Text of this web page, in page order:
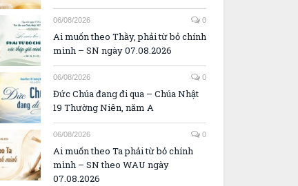
06/08/2026 0
Ai muốn theo Thầy, phải từ bỏ chính
mình – SN ngày 07.08.2026
06/08/2026 0
Đức Chúa đang đi qua – Chúa Nhật
19 Thường Niên, năm A
06/08/2026 0
Ai muốn theo Ta phải từ bỏ chính
mình – SN theo WAU ngày
07.08.2026